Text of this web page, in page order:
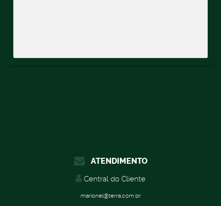
ATENDIMENTO
Central do Cliente
marionel@terra.com.br